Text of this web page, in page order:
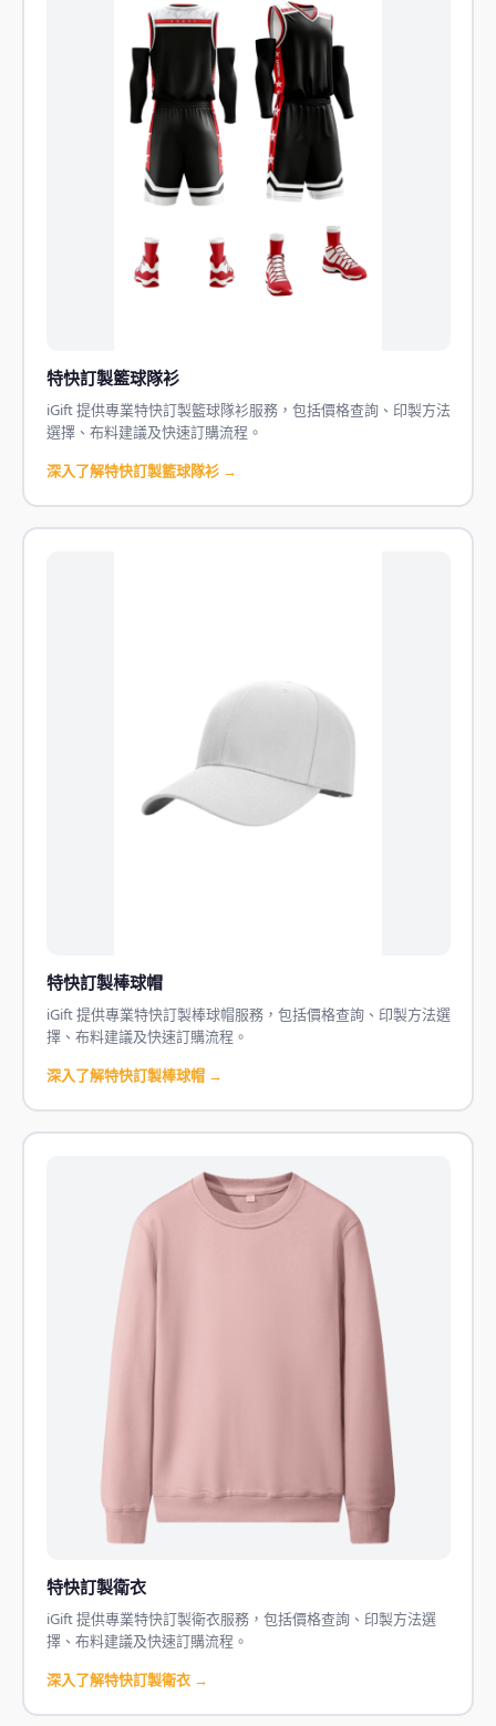
特快訂製籃球隊衫
iGift 提供專業特快訂製籃球隊衫服務，包括價格查詢、印製方法
選擇、布料建議及快速訂購流程。
深入了解特快訂製籃球隊衫 →
特快訂製棒球帽
iGift 提供專業特快訂製棒球帽服務，包括價格查詢、印製方法選
擇、布料建議及快速訂購流程。
深入了解特快訂製棒球帽 →
特快訂製衛衣
iGift 提供專業特快訂製衛衣服務，包括價格查詢、印製方法選
擇、布料建議及快速訂購流程。
深入了解特快訂製衛衣 →